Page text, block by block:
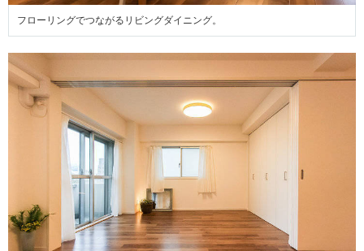
フローリングでつながるリビングダイニング。